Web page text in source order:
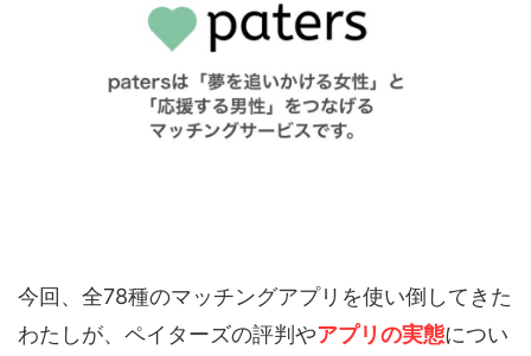
今回、全78種のマッチングアプリを使い倒してきた
わたしが、ペイターズの評判やアプリの実態につい